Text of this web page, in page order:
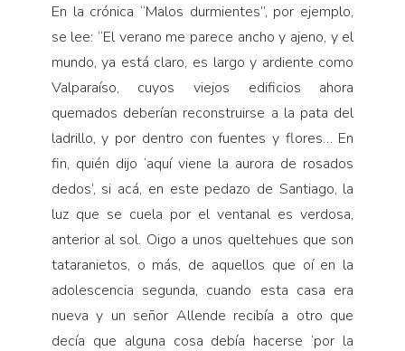
En la crónica “Malos durmientes”, por ejemplo,
se lee: “El verano me parece ancho y ajeno, y el
mundo, ya está claro, es largo y ardiente como
Valparaíso, cuyos viejos edificios ahora
quemados deberían reconstruirse a la pata del
ladrillo, y por dentro con fuentes y flores… En
fin, quién dijo ‘aquí viene la aurora de rosados
dedos’, si acá, en este pedazo de Santiago, la
luz que se cuela por el ventanal es verdosa,
anterior al sol. Oigo a unos queltehues que son
tataranietos, o más, de aquellos que oí en la
adolescencia segunda, cuando esta casa era
nueva y un señor Allende recibía a otro que
decía que alguna cosa debía hacerse ‘por la